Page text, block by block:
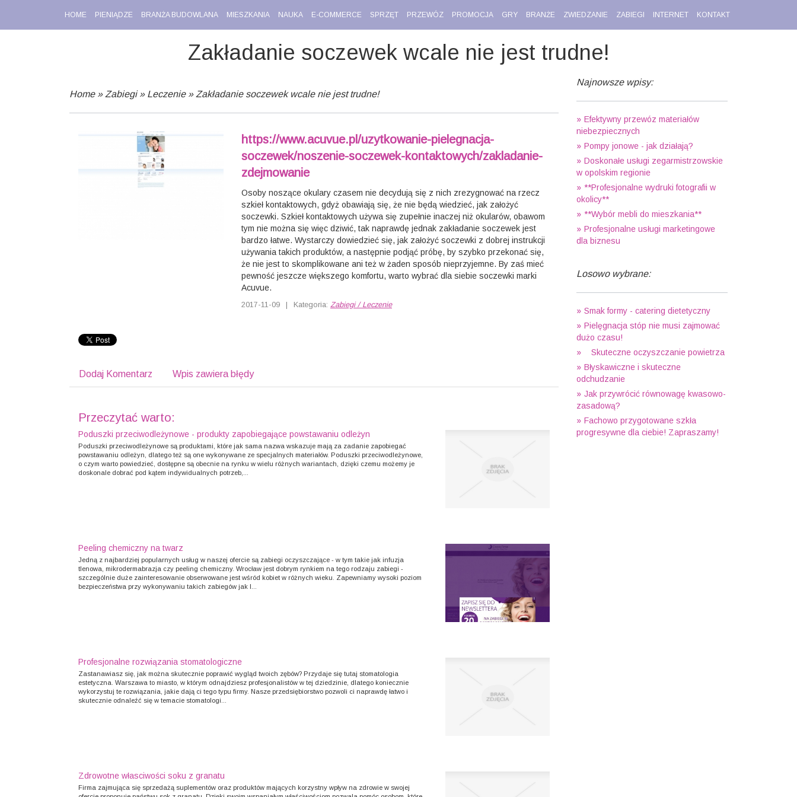
HOME PIENIĄDZE BRANŻA BUDOWLANA MIESZKANIA NAUKA E-COMMERCE SPRZĘT PRZEWÓZ PROMOCJA GRY BRANŻE ZWIEDZANIE ZABIEGI INTERNET KONTAKT
Zakładanie soczewek wcale nie jest trudne!
Home» Zabiegi» Leczenie» Zakładanie soczewek wcale nie jest trudne!
https://www.acuvue.pl/uzytkowanie-pielegnacja-
soczewek/noszenie-soczewek-kontaktowych/zakladanie-
zdejmowanie
Osoby noszące okulary czasem nie decydują się z nich zrezygnować na rzecz
szkieł kontaktowych, gdyż obawiają się, że nie będą wiedzieć, jak założyć
soczewki. Szkieł kontaktowych używa się zupełnie inaczej niż okularów, obawom
tym nie można się więc dziwić, tak naprawdę jednak zakładanie soczewek jest
bardzo łatwe. Wystarczy dowiedzieć się, jak założyć soczewki z dobrej instrukcji
używania takich produktów, a następnie podjąć próbę, by szybko przekonać się,
że nie jest to skomplikowane ani też w żaden sposób nieprzyjemne. By zaś mieć
pewność jeszcze większego komfortu, warto wybrać dla siebie soczewki marki
Acuvue.
2017-11-09 | Kategoria: Zabiegi / Leczenie
Dodaj Komentarz Wpis zawiera błędy
Przeczytać warto:
Poduszki przeciwodleżynowe - produkty zapobiegające powstawaniu odleżyn
Poduszki przeciwodleżynowe są produktami, które jak sama nazwa wskazuje mają za zadanie zapobiegać
powstawaniu odleżyn, dlatego też są one wykonywane ze specjalnych materiałów. Poduszki przeciwodleżynowe,
o czym warto powiedzieć, dostępne są obecnie na rynku w wielu różnych wariantach, dzięki czemu możemy je
doskonale dobrać pod kątem indywidualnych potrzeb,...
Peeling chemiczny na twarz
Jedną z najbardziej popularnych usług w naszej ofercie są zabiegi oczyszczające - w tym takie jak infuzja
tlenowa, mikrodermabrazja czy peeling chemiczny. Wrocław jest dobrym rynkiem na tego rodzaju zabiegi -
szczególnie duże zainteresowanie obserwowane jest wśród kobiet w różnych wieku. Zapewniamy wysoki poziom
bezpieczeństwa przy wykonywaniu takich zabiegów jak l...
Profesjonalne rozwiązania stomatologiczne
Zastanawiasz się, jak można skutecznie poprawić wygląd twoich zębów? Przydaje się tutaj stomatologia
estetyczna. Warszawa to miasto, w którym odnajdziesz profesjonalistów w tej dziedzinie, dlatego koniecznie
wykorzystuj te rozwiązania, jakie dają ci tego typu firmy. Nasze przedsiębiorstwo pozwoli ci naprawdę łatwo i
skutecznie odnaleźć się w temacie stomatologi...
Zdrowotne własciwości soku z granatu
Firma zajmująca się sprzedażą suplementów oraz produktów mających korzystny wpływ na zdrowie w swojej
Najnowsze wpisy:
Efektywny przewóz materiałów
niebezpiecznych
Pompy jonowe - jak działają?
Doskonałe usługi zegarmistrzowskie
w opolskim regionie
**Profesjonalne wydruki fotografii w
okolicy**
**Wybór mebli do mieszkania**
Profesjonalne usługi marketingowe
dla biznesu
Losowo wybrane:
Smak formy - catering dietetyczny
Pielęgnacja stóp nie musi zajmować
dużo czasu!
Skuteczne oczyszczanie powietrza
Błyskawiczne i skuteczne
odchudzanie
Jak przywrócić równowagę kwasowo-
zasadową?
Fachowo przygotowane szkła
progresywne dla ciebie! Zapraszamy!